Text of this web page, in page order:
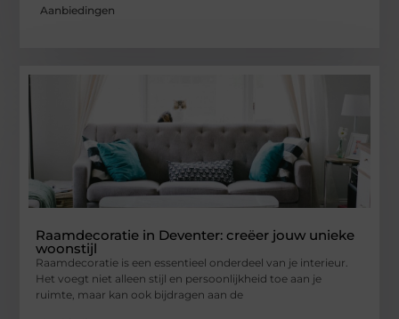
Aanbiedingen
Raamdecoratie in Deventer: creëer jouw unieke
woonstijl
Raamdecoratie is een essentieel onderdeel van je interieur.
Het voegt niet alleen stijl en persoonlijkheid toe aan je
ruimte, maar kan ook bijdragen aan de